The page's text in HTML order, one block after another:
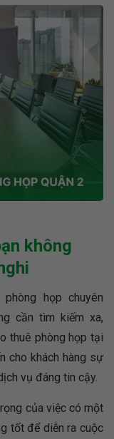
không
họp chuyên
cần tìm kiếm xa,
thuê phòng họp tại
cho khách hàng sự
vụ đáng tin cậy.
của việc có một
tốt để diễn ra cuộc